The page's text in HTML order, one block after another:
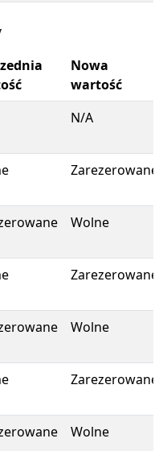
Nowa
wartość
N/A
Zarezerowane
Wolne
Zarezerowane
Wolne
Zarezerowane
Wolne